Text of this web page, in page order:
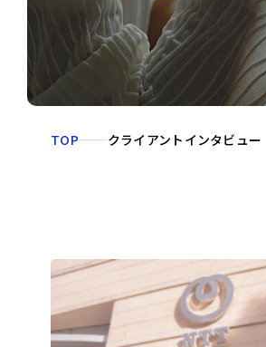
TOP クライアントインタビュー